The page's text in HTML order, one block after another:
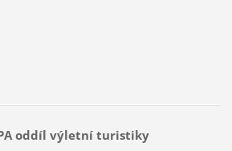
oddíl výletní turistiky